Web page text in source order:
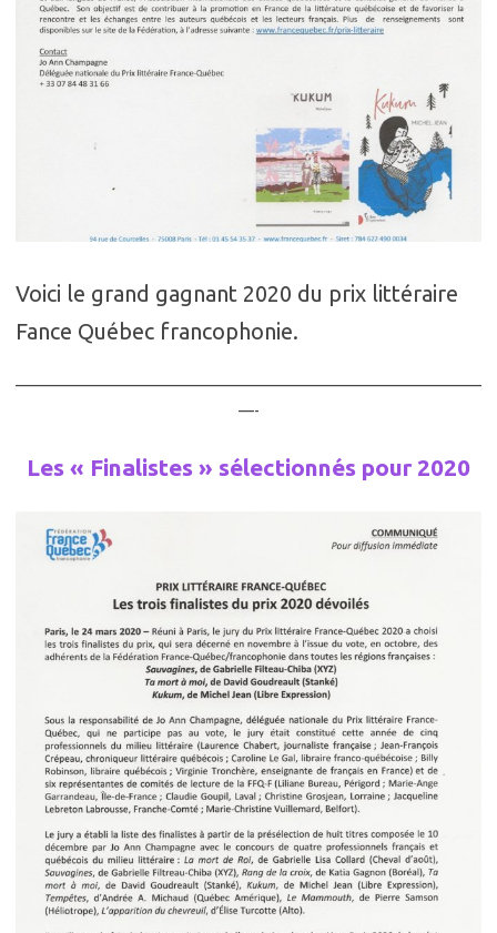
Voici le grand gagnant 2020 du prix littéraire
Fance Québec francophonie.
——————————————————————————————
—-
Les « Finalistes » sélectionnés pour 2020